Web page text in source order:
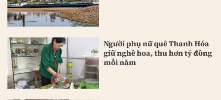
Người phụ nữ quê Thanh Hóa
giữ nghề hoa, thu hơn tỷ đồng
mỗi năm